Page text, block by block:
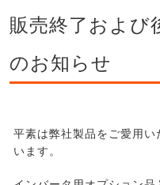
販売終了および
のお知らせ
平素は弊社製品をご愛用
います。